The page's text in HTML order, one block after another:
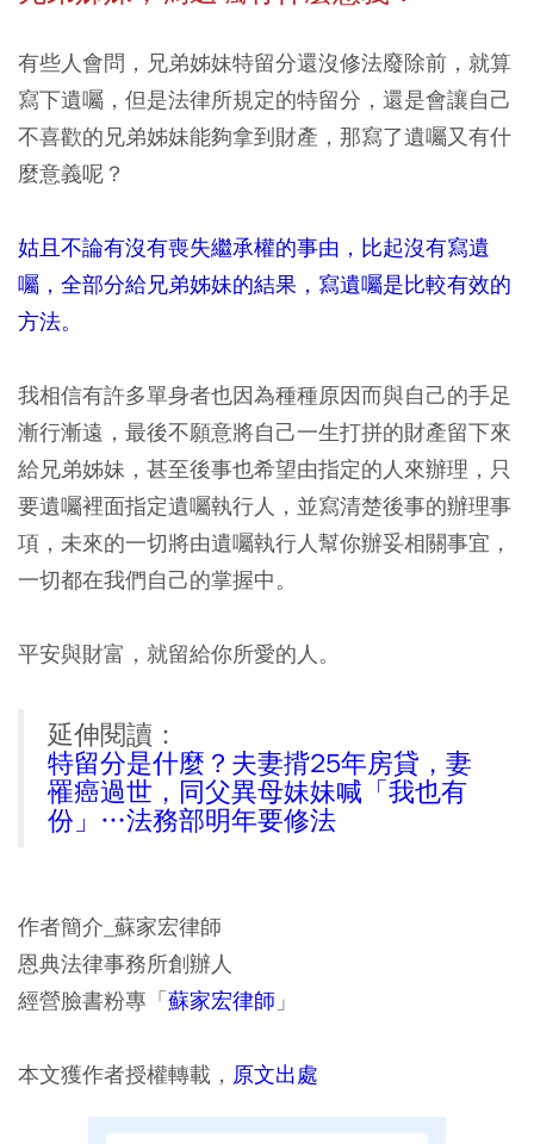
有些人會問，兄弟姊妹特留分還沒修法廢除前，就算
寫下遺囑，但是法律所規定的特留分，還是會讓自己
不喜歡的兄弟姊妹能夠拿到財產，那寫了遺囑又有什
麼意義呢？
姑且不論有沒有喪失繼承權的事由，比起沒有寫遺
囑，全部分給兄弟姊妹的結果，寫遺囑是比較有效的
方法。
我相信有許多單身者也因為種種原因而與自己的手足
漸行漸遠，最後不願意將自己一生打拼的財產留下來
給兄弟姊妹，甚至後事也希望由指定的人來辦理，只
要遺囑裡面指定遺囑執行人，並寫清楚後事的辦理事
項，未來的一切將由遺囑執行人幫你辦妥相關事宜，
一切都在我們自己的掌握中。
平安與財富，就留給你所愛的人。
延伸閱讀：
特留分是什麼？夫妻揹25年房貸，妻
罹癌過世，同父異母妹妹喊「我也有
份」…法務部明年要修法
作者簡介_蘇家宏律師
恩典法律事務所創辦人
經營臉書粉專「蘇家宏律師 」
本文獲作者授權轉載， 原文出處